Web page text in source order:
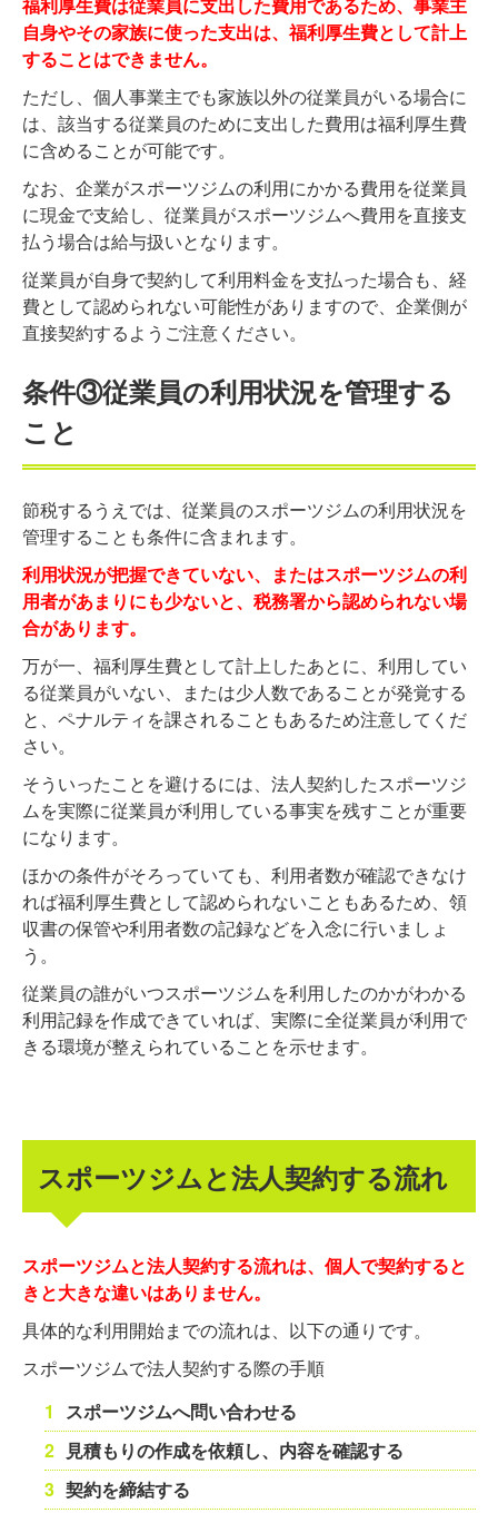
福利厚生費は従業員に支出した費用であるため、事業主
自身やその家族に使った支出は、福利厚生費として計上
することはできません。
ただし、個人事業主でも家族以外の従業員がいる場合に
は、該当する従業員のために支出した費用は福利厚生費
に含めることが可能です。
なお、企業がスポーツジムの利用にかかる費用を従業員
に現金で支給し、従業員がスポーツジムへ費用を直接支
払う場合は給与扱いとなります。
従業員が自身で契約して利用料金を支払った場合も、経
費として認められない可能性がありますので、企業側が
直接契約するようご注意ください。
条件③従業員の利用状況を管理する
こと
節税するうえでは、従業員のスポーツジムの利用状況を
管理することも条件に含まれます。
利用状況が把握できていない、またはスポーツジムの利
用者があまりにも少ないと、税務署から認められない場
合があります。
万が一、福利厚生費として計上したあとに、利用してい
る従業員がいない、または少人数であることが発覚する
と、ペナルティを課されることもあるため注意してくだ
さい。
そういったことを避けるには、法人契約したスポーツジ
ムを実際に従業員が利用している事実を残すことが重要
になります。
ほかの条件がそろっていても、利用者数が確認できなけ
れば福利厚生費として認められないこともあるため、領
収書の保管や利用者数の記録などを入念に行いましょ
う。
従業員の誰がいつスポーツジムを利用したのかがわかる
利用記録を作成できていれば、実際に全従業員が利用で
きる環境が整えられていることを示せます。
スポーツジムと法人契約する流れ
スポーツジムと法人契約する流れは、個人で契約すると
きと大きな違いはありません。
具体的な利用開始までの流れは、以下の通りです。
スポーツジムで法人契約する際の手順
スポーツジムへ問い合わせる
見積もりの作成を依頼し、内容を確認する
契約を締結する